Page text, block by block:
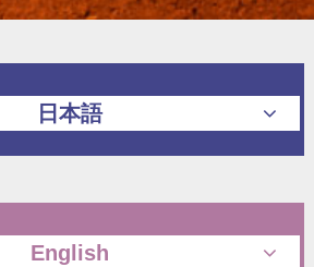
日本語
English